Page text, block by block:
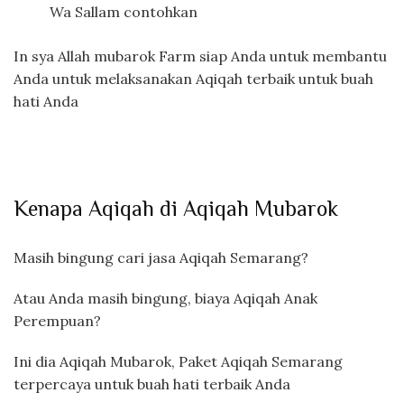
Wa Sallam contohkan
In sya Allah mubarok Farm siap Anda untuk membantu
Anda untuk melaksanakan Aqiqah terbaik untuk buah
hati Anda
Kenapa Aqiqah di Aqiqah Mubarok
Masih bingung cari jasa Aqiqah Semarang?
Atau Anda masih bingung, biaya Aqiqah Anak
Perempuan?
Ini dia Aqiqah Mubarok, Paket Aqiqah Semarang
terpercaya untuk buah hati terbaik Anda